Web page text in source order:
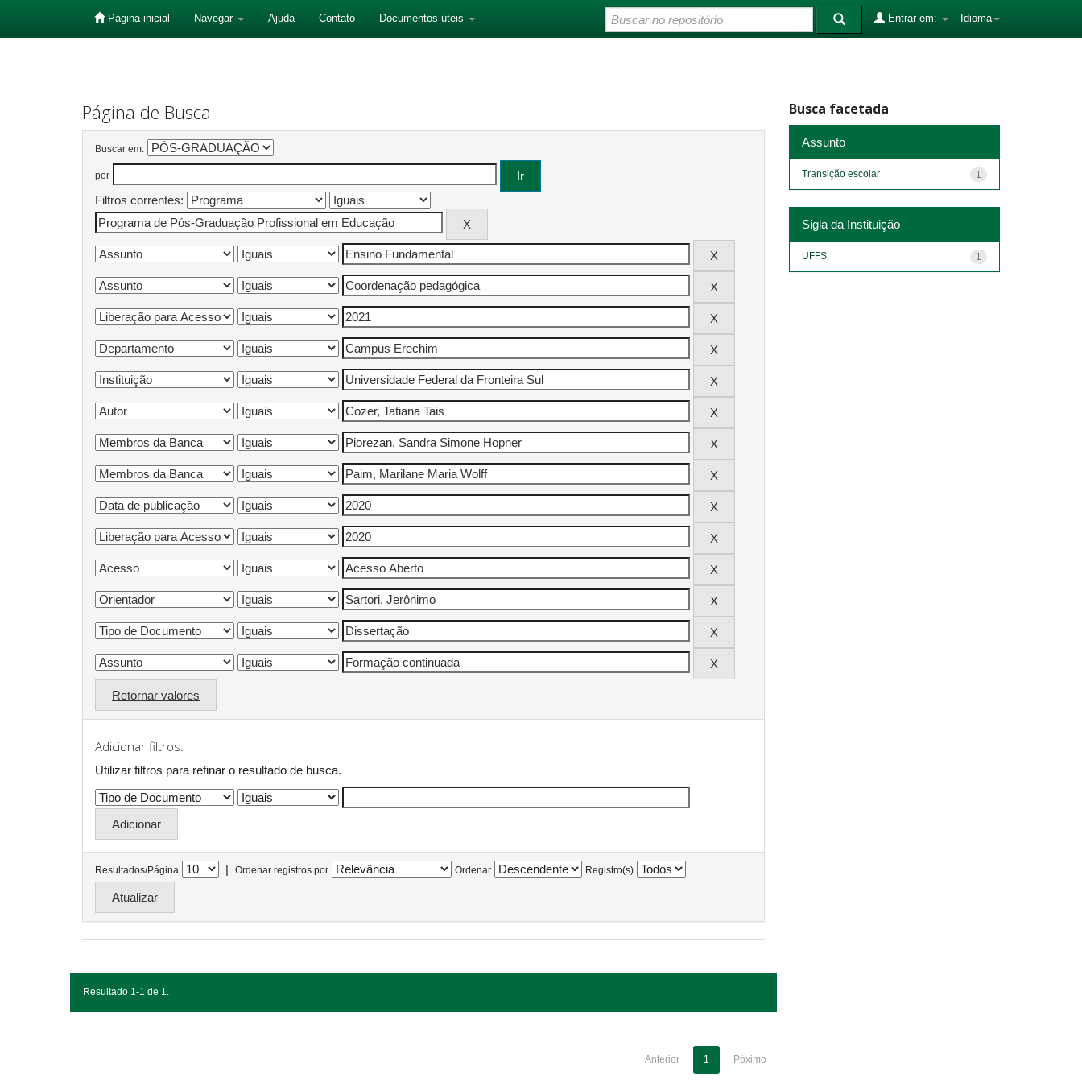
Página inicial Navegar Ajuda Contato Documentos úteis Idioma
Entrar em:
Página de Busca
Buscar em:
por
Filtros correntes:
Retornar valores
Adicionar filtros:
Utilizar filtros para refinar o resultado de busca.
Resultados/Página | Ordenar registros por Ordenar Registro(s)
Resultado 1-1 de 1.
Anterior 1 Póximo
Busca facetada
Assunto
1
Transição escolar
Sigla da Instituição
1
UFFS